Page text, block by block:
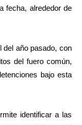
fecha, alrededor de
del año pasado, con
del fuero común,
bajo esta
identificar a las